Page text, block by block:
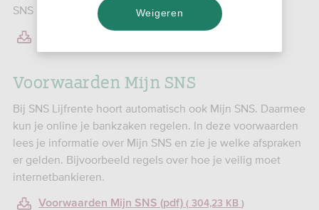
SNS Lijfrente.
Voorwaarden Mijn SNS
Bij SNS Lijfrente hoort automatisch ook Mijn SNS. Daarmee
kun je online je bankzaken regelen. In deze voorwaarden
lees je informatie over Mijn SNS en zie je welke afspraken
er gelden. Bijvoorbeeld regels over hoe je veilig moet
internetbankieren.
Voorwaarden Mijn SNS (pdf) 304,23 KB
Weigeren